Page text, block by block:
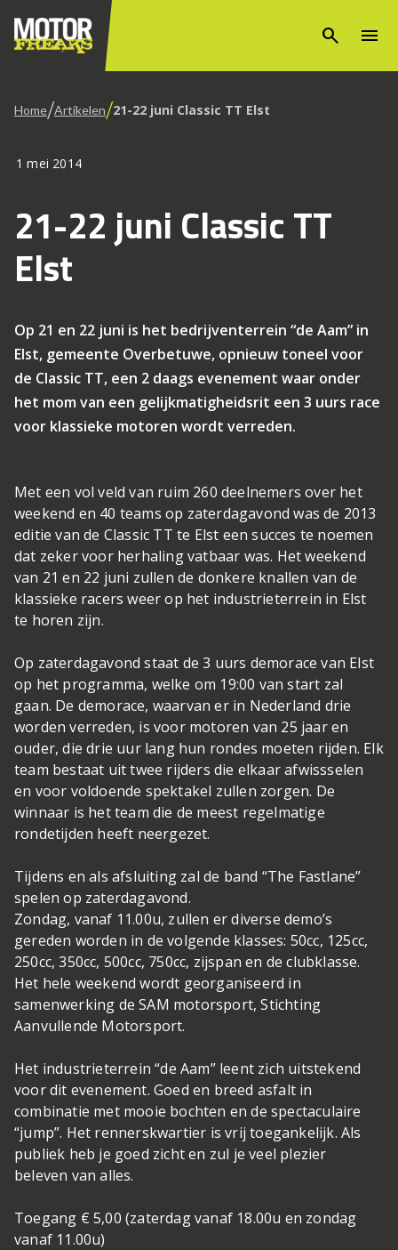
search menu
Home/Artikelen/21-22 juni Classic TT Elst
1 mei 2014
21-22 juni Classic TT
Elst
Op 21 en 22 juni is het bedrijventerrein “de Aam” in
Elst, gemeente Overbetuwe, opnieuw toneel voor
de Classic TT, een 2 daags evenement waar onder
het mom van een gelijkmatigheidsrit een 3 uurs race
voor klassieke motoren wordt verreden.
Met een vol veld van ruim 260 deelnemers over het
weekend en 40 teams op zaterdagavond was de 2013
editie van de Classic TT te Elst een succes te noemen
dat zeker voor herhaling vatbaar was. Het weekend
van 21 en 22 juni zullen de donkere knallen van de
klassieke racers weer op het industrieterrein in Elst
te horen zijn.
Op zaterdagavond staat de 3 uurs demorace van Elst
op het programma, welke om 19:00 van start zal
gaan. De demorace, waarvan er in Nederland drie
worden verreden, is voor motoren van 25 jaar en
ouder, die drie uur lang hun rondes moeten rijden. Elk
team bestaat uit twee rijders die elkaar afwissselen
en voor voldoende spektakel zullen zorgen. De
winnaar is het team die de meest regelmatige
rondetijden heeft neergezet.
Tijdens en als afsluiting zal de band “The Fastlane”
spelen op zaterdagavond.
Zondag, vanaf 11.00u, zullen er diverse demo’s
gereden worden in de volgende klasses: 50cc, 125cc,
250cc, 350cc, 500cc, 750cc, zijspan en de clubklasse.
Het hele weekend wordt georganiseerd in
samenwerking de SAM motorsport, Stichting
Aanvullende Motorsport.
Het industrieterrein “de Aam” leent zich uitstekend
voor dit evenement. Goed en breed asfalt in
combinatie met mooie bochten en de spectaculaire
“jump”. Het rennerskwartier is vrij toegankelijk. Als
publiek heb je goed zicht en zul je veel plezier
beleven van alles.
Toegang € 5,00 (zaterdag vanaf 18.00u en zondag
vanaf 11.00u)